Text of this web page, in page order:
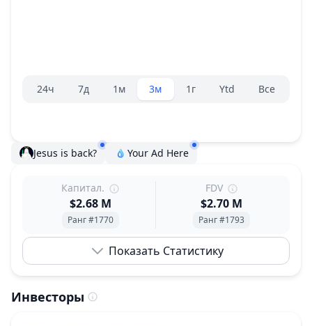
Селектор диапазона.
24ч 7д 1м 3м 1г Ytd Все
Jesus is back? Your Ad Here
Капитал.
$2.68 M
Ранг #1770
FDV
$2.70 M
Ранг #1793
Показать Статистику
Инвесторы